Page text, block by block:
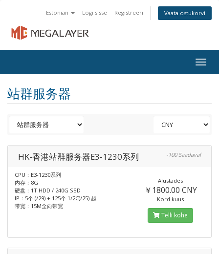
Estonian Logi sisse Registreeri Vaata ostukorvi
站群服务器
HK-香港站群服务器E3-1230系列 -100 Saadaval
CPU：E3-1230系列
内存：8G
硬盘：1T HDD / 240G SSD
IP：5个 (/29) + 125个 1/2C(/25) 起
带宽：15M全向带宽
Alustades
￥1800.00 CNY
Kord kuus
Telli kohe